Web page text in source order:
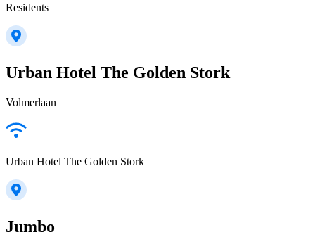
Residents
Urban Hotel The Golden Stork
Volmerlaan
Urban Hotel The Golden Stork
Jumbo